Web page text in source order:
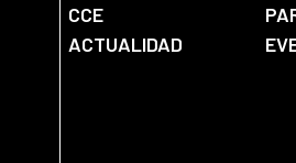
CCE
ACTUALIDAD